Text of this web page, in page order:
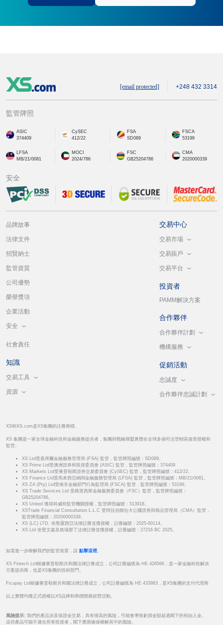
[email protected] +248 432 3314
監管牌照
ASIC
374409
CySEC
412/22
FSA
SD089
FSCA
53199
LFSA
MB/21/0081
MOCI
2024/786
FSC
GB25204786
CMA
2020000339
安全
品牌故事
法律文件
招賢納士
監管資質
公司優勢
榮譽獎項
企業活動
安全
社會責任
知識
交易工具
資源
交易中心
交易市場
交易賬戶
交易平台
投資者
PAMM解決方案
合作夥伴
合作夥伴計劃
機構服務
促銷活動
忠誠度
合作夥伴忠誠計劃
XS和XS.com是XS集團的注冊商標。
XS 集團是一家全球金融科技和金融服務提供者，集團與戰略聯盟實體在全球多個司法管轄區接受授權和
監管。
XS Ltd受塞席爾金融服務管理局 (FSA) 監管，監管牌照編號：SD089。
XS Prime Ltd受澳洲證券和投資委員會 (ASIC) 監管，監管牌照編號：374409
XS Markets Ltd受賽普勒斯證券交易委員會 (CySEC) 監管，監管牌照編號：412/22。
XS Finance Ltd受馬來西亞納閩金融服務管理局 (LFSA) 監管，監管牌照編號：MB/21/0081。
XS ZA (Pty) Ltd受南非金融部門行為監理局 (FSCA) 監管，監管牌照編號：53199。
XS Trade Services Ltd 受模里西斯金融服務委員會（FSC）監管，監管牌照編號：
GB25204786。
XS United 獲得科威特監管機關授權，監管牌照編號：513918。
XSTrade Financial Consultation L.L.C 受阿拉伯聯合大公國證券與商品管理局（CMA）監管，
監管牌照編號：20200000339。
XS (LC) LTD. 依聖露西亞法律註冊並獲授權，註冊編號：2025-00114。
XS Ltd 依聖文森及格瑞那丁法律註冊並獲授權，註冊編號：27216 BC 2025。
如需進一步瞭解我們的監管資質，請 點擊這裡。
XS Fintech Ltd根據賽普勒斯共和國法律註冊成立，公司註冊編號為 HE 426566，是一家金融科技解決
方案提供商，也是XS集團的技術部門。
Ficupay Ltd根據賽普勒斯共和國法律註冊成立，公司註冊編號為 HE 433983，是XS集團的支付代理商
以上實體均獲正式授權以XS品牌和商標開展經營活動。
風險提示: 我們的產品涉及保證金交易，具有很高的風險，可能會導致虧損金額超過閣下的初始入金。
這些產品可能不適合所有投資者，閣下應當確保瞭解其中的風險。